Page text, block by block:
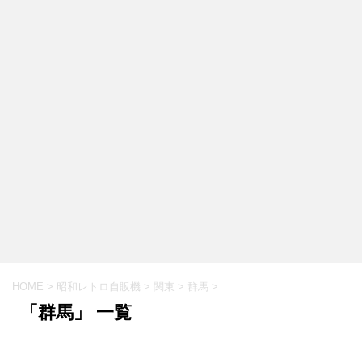
HOME > 昭和レトロ自販機 > 関東 > 群馬 >
「群馬」 一覧